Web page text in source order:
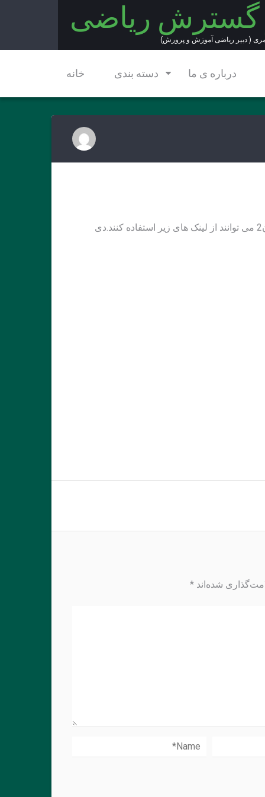
گسترش ریاضی
( دبیر ریاضی آموزش و پرورش)
خانه دسته بندی درباره ی ما
دی
شده‌اند *